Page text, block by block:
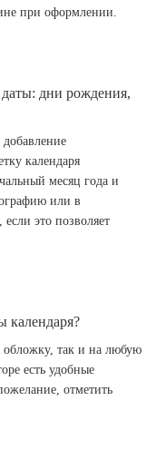
при оформлении.
дни рождения,
календаря
месяц года и
или в
это позволяет
календаря?
обложку, так и на любую
есть удобные
отметить